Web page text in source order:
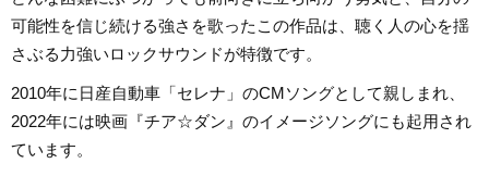
可能性を信じ続ける強さを歌ったこの作品は、聴く人の心を揺
さぶる力強いロックサウンドが特徴です。
2010年に日産自動車「セレナ」のCMソングとして親しまれ、
2022年には映画『チア☆ダン』のイメージソングにも起用され
ています。